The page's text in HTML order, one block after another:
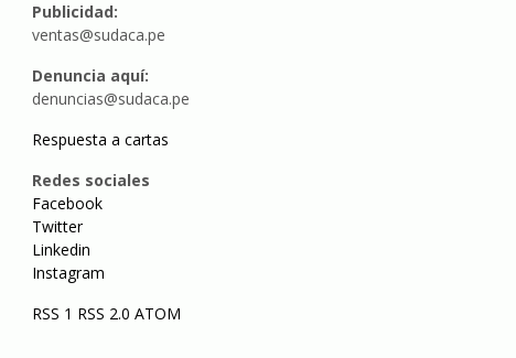
Publicidad:
ventas@sudaca.pe
Denuncia aquí:
denuncias@sudaca.pe
Respuesta a cartas
Redes sociales
Facebook
Twitter
Linkedin
Instagram
RSS 1 RSS 2.0 ATOM